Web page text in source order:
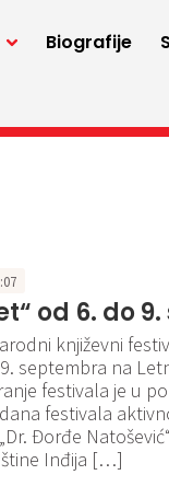
Biografije
od 6. do
književni
septembra na
festivala je u
festivala
Đorđe
Inđija […]